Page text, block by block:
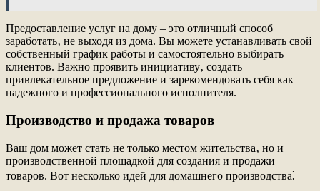
Предоставление услуг на дому – это отличный способ
заработать‚ не выходя из дома. Вы можете устанавливать свой
собственный график работы и самостоятельно выбирать
клиентов. Важно проявить инициативу‚ создать
привлекательное предложение и зарекомендовать себя как
надежного и профессионального исполнителя.
Производство и продажа товаров
Ваш дом может стать не только местом жительства‚ но и
производственной площадкой для создания и продажи
товаров. Вот несколько идей для домашнего производства⁚